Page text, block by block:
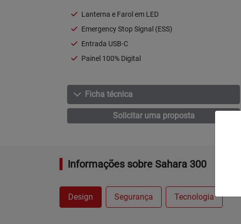
Lanterna e Farol em LED
Emergency Stop Signal (ESS)
Entrada USB-C
Painel 100% Digital
Ficha técnica
Solicitar uma proposta
Informações sobre Sahara 300
Design Segurança Tecnologia